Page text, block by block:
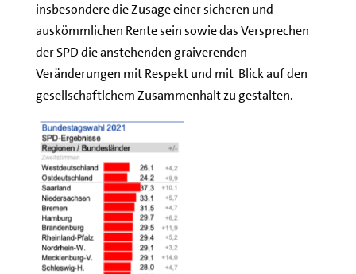
insbesondere die Zusage einer sicheren und
auskömmlichen Rente sein sowie das Versprechen
der SPD die anstehenden graiverenden
Veränderungen mit Respekt und mit Blick auf den
gesellschaftlchem Zusammenhalt zu gestalten.